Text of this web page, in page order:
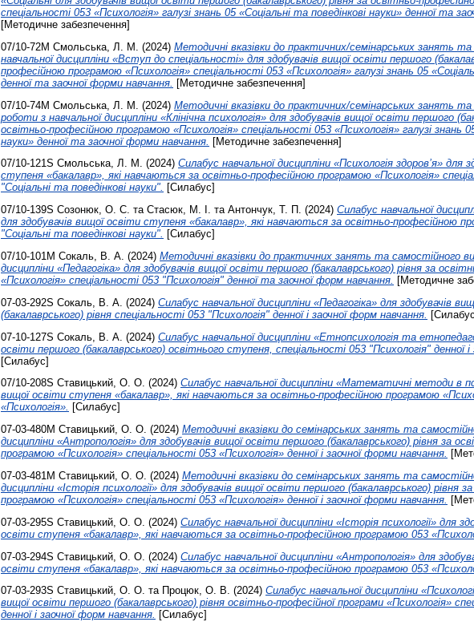
спеціальності 053 «Психологія» галузі знань 05 «Соціальні та поведінкові науки» денної та
[Методичне забезпечення]
07/10-72М Смольська, Л. М. (2024) Методичні вказівки до практичних/семінарських занять
навчальної дисципліни «Вступ до спеціальності» для здобувачів вищої освіти першого
професійною програмою «Психологія» спеціальності 053 «Психологія» галузі знань 05
денної та заочної форми навчання.
[Методичне забезпечення]
07/10-74М Смольська, Л. М. (2024) Методичні вказівки до практичних/семінарських занять та
роботи з навчальної дисципліни «Клінічна психологія» для здобувачів вищої освіти першого
освітньо-професійною програмою «Психологія» спеціальності 053 «Психологія» галузі знань
науки» денної та заочної форми навчання. [Методичне забезпечення]
07/10-121S Смольська, Л. М. (2024) Силабус навчальної дисципліни «Психологія здоров’я» для
ступеня «бакалавр», які навчаються за освітньо-професійною програмою «Психологія»
"Соціальні та поведінкові науки". [Силабус]
07/10-139S Созонюк, О. С. та Стасюк, М. І. та Антончук, Т. П. (2024) Силабус навчальної
для здобувачів вищої освіти ступеня «бакалавр», які навчаються за освітньо-професійною
"Соціальні та поведінкові науки". [Силабус]
07/10-101М Сокаль, В. А. (2024) Методичні вказівки до практичних занять та самостійного
дисципліни «Педагогіка» для здобувачів вищої освіти першого (бакалаврського) рівня за
«Психологія» спеціальності 053 "Психологія" денної та заочної форм навчання.
[Методичне
07-03-292S Сокаль, В. А. (2024) Силабус навчальної дисципліни «Педагогіка» для здобувачів
(бакалаврського) рівня спеціальності 053 "Психологія" денної і заочної форм навчання.
07-10-127S Сокаль, В. А. (2024) Силабус навчальної дисципліни «Етнопсихологія та
освіти першого (бакалаврського) освітнього ступеня, спеціальності 053 "Психологія" денної і
[Силабус]
07/10-208S Ставицький, О. О. (2024) Силабус навчальної дисципліни «Математичні методи в
вищої освіти ступеня «бакалавр», які навчаються за освітньо-професійною програмою
«Психологія». [Силабус]
07-03-480М Ставицький, О. О. (2024) Методичні вказівки до семінарських занять та
дисципліни «Антропологія» для здобувачів вищої освіти першого (бакалаврського) рівня за
програмою «Психологія» спеціальності 053 «Психологія» денної і заочної форми навчання.
07-03-481М Ставицький, О. О. (2024) Методичні вказівки до семінарських занять та
дисципліни «Історія психології» для здобувачів вищої освіти першого (бакалаврського) рівня
програмою «Психологія» спеціальності 053 «Психологія» денної і заочної форми навчання.
07-03-295S Ставицький, О. О. (2024) Силабус навчальної дисципліни «Історія психології» для
освіти ступеня «бакалавр», які навчаються за освітньо-професійною програмою 053
07-03-294S Ставицький, О. О. (2024) Силабус навчальної дисципліни «Антропологія» для
освіти ступеня «бакалавр», які навчаються за освітньо-професійною програмою 053
07-03-293S Ставицький, О. О. та Процюк, О. В. (2024) Силабус навчальної дисципліни
вищої освіти першого (бакалаврського) рівня освітньо-професійної програми «Психологія»
денної і заочної форм навчання. [Силабус]